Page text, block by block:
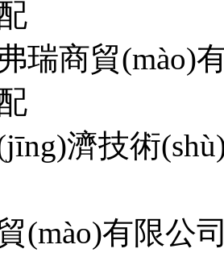
瑞商貿(mào)
濟技術
(mào)有限公